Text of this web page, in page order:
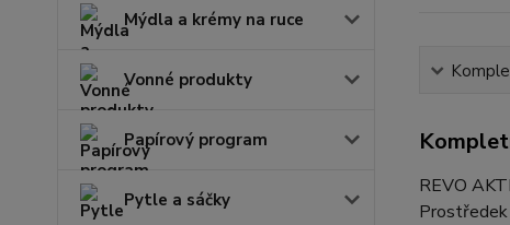
Mýdla a krémy na ruce
Vonné produkty
Papírový program
Pytle a sáčky
REVO
Prostředek